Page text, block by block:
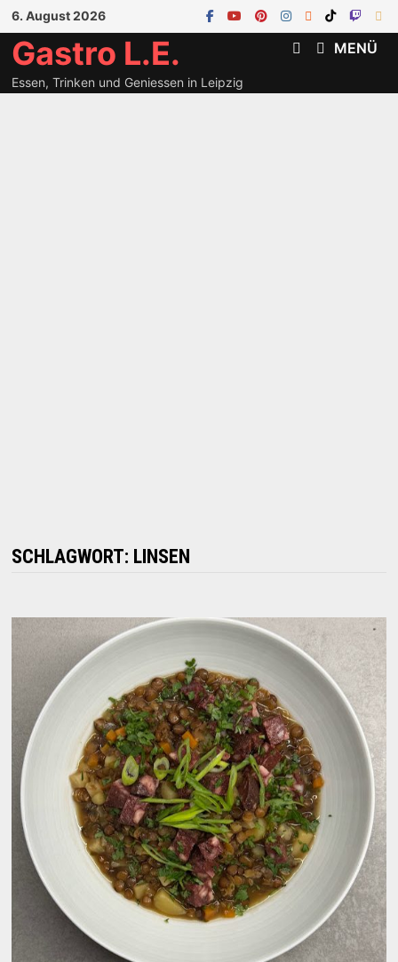
Zum
Inhalt
springen
6. August 2026
Gastro L.E.
Essen, Trinken und Geniessen in Leipzig
MENÜ
SCHLAGWORT: LINSEN